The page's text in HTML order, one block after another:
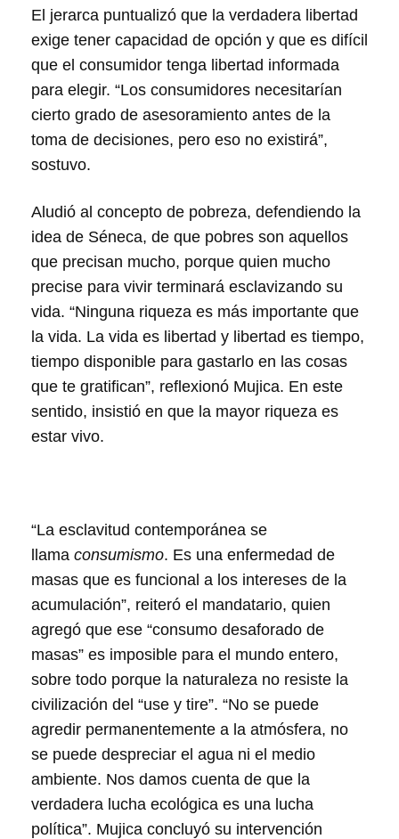
El jerarca puntualizó que la verdadera libertad
exige tener capacidad de opción y que es difícil
que el consumidor tenga libertad informada
para elegir. “Los consumidores necesitarían
cierto grado de asesoramiento antes de la
toma de decisiones, pero eso no existirá”,
sostuvo.
Aludió al concepto de pobreza, defendiendo la
idea de Séneca, de que pobres son aquellos
que precisan mucho, porque quien mucho
precise para vivir terminará esclavizando su
vida. “Ninguna riqueza es más importante que
la vida. La vida es libertad y libertad es tiempo,
tiempo disponible para gastarlo en las cosas
que te gratifican”, reflexionó Mujica. En este
sentido, insistió en que la mayor riqueza es
estar vivo.
“La esclavitud contemporánea se
llama consumismo. Es una enfermedad de
masas que es funcional a los intereses de la
acumulación”, reiteró el mandatario, quien
agregó que ese “consumo desaforado de
masas” es imposible para el mundo entero,
sobre todo porque la naturaleza no resiste la
civilización del “use y tire”. “No se puede
agredir permanentemente a la atmósfera, no
se puede despreciar el agua ni el medio
ambiente. Nos damos cuenta de que la
verdadera lucha ecológica es una lucha
política”. Mujica concluyó su intervención